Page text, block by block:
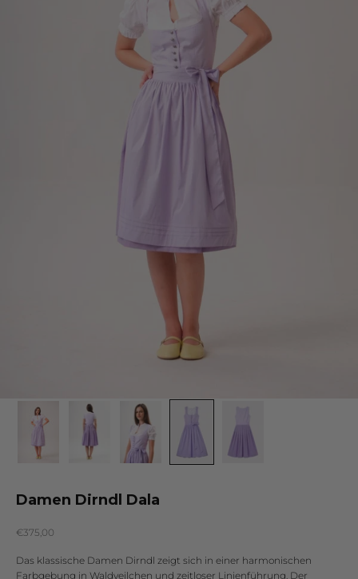
Damen Dirndl Dala
Angebot
€375,00
Das klassische Damen Dirndl zeigt sich in einer harmonischen
Farbgebung in Waldveilchen und zeitloser Linienführung. Der